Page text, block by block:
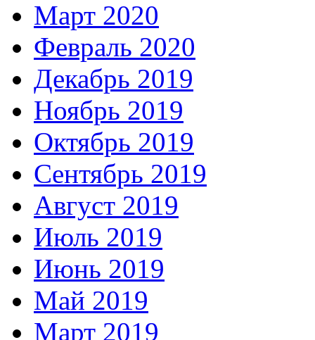
Март 2020
Февраль 2020
Декабрь 2019
Ноябрь 2019
Октябрь 2019
Сентябрь 2019
Август 2019
Июль 2019
Июнь 2019
Май 2019
Март 2019